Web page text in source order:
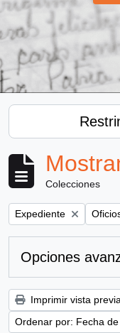
Colecciones
Remove filter:
Expediente
Opciones
Imprimir vista previa
Ordenar por: Fecha